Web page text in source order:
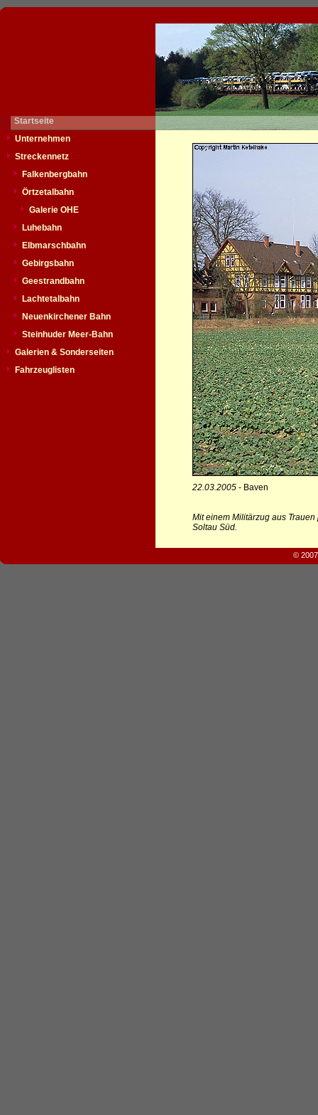
Startseite
Unternehmen
Streckennetz
Falkenbergbahn
Örtzetalbahn
Galerie OHE
Luhebahn
Elbmarschbahn
Gebirgsbahn
Geestrandbahn
Lachtetalbahn
Neuenkirchener Bahn
Steinhuder Meer-Bahn
Galerien & Sonderseiten
Fahrzeuglisten
22.03.2005- Baven
Mit einem Militärzug aus
Soltau Süd.
©